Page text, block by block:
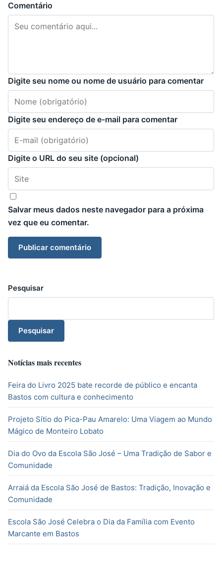
Comentário
Digite seu nome ou nome de usuário para comentar
Digite seu endereço de e-mail para comentar
Digite o URL do seu site (opcional)
Salvar meus dados neste navegador para a próxima
vez que eu comentar.
Pesquisar
Pesquisar
Notícias mais recentes
Feira do Livro 2025 bate recorde de público e encanta
Bastos com cultura e conhecimento
Projeto Sítio do Pica-Pau Amarelo: Uma Viagem ao Mundo
Mágico de Monteiro Lobato
Dia do Ovo da Escola São José – Uma Tradição de Sabor e
Comunidade
Arraiá da Escola São José de Bastos: Tradição, Inovação e
Comunidade
Escola São José Celebra o Dia da Família com Evento
Marcante em Bastos